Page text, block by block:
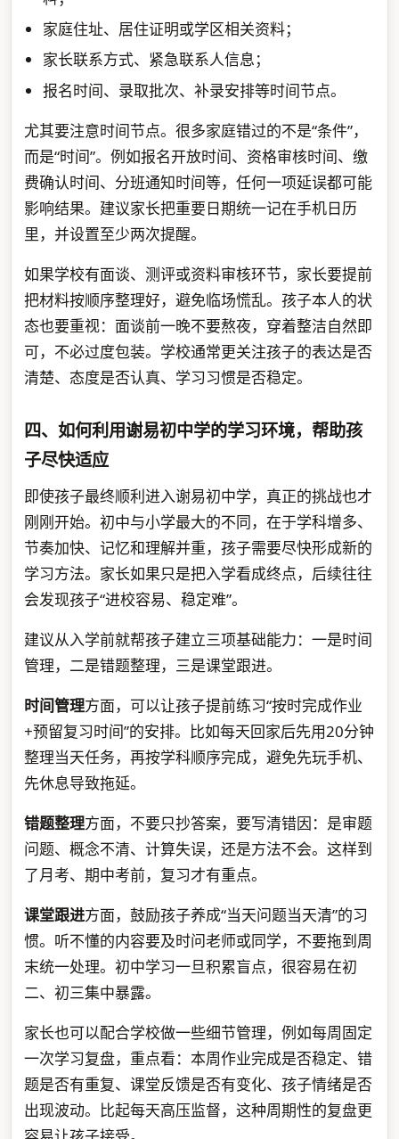
家庭住址、居住证明或学区相关资料；
家长联系方式、紧急联系人信息；
报名时间、录取批次、补录安排等时间节点。
尤其要注意时间节点。很多家庭错过的不是“条件”，
而是“时间”。例如报名开放时间、资格审核时间、缴
费确认时间、分班通知时间等，任何一项延误都可能
影响结果。建议家长把重要日期统一记在手机日历
里，并设置至少两次提醒。
如果学校有面谈、测评或资料审核环节，家长要提前
把材料按顺序整理好，避免临场慌乱。孩子本人的状
态也要重视：面谈前一晚不要熬夜，穿着整洁自然即
可，不必过度包装。学校通常更关注孩子的表达是否
清楚、态度是否认真、学习习惯是否稳定。
四、如何利用谢易初中学的学习环境，帮助孩
子尽快适应
即使孩子最终顺利进入谢易初中学，真正的挑战也才
刚刚开始。初中与小学最大的不同，在于学科增多、
节奏加快、记忆和理解并重，孩子需要尽快形成新的
学习方法。家长如果只是把入学看成终点，后续往往
会发现孩子“进校容易、稳定难”。
建议从入学前就帮孩子建立三项基础能力：一是时间
管理，二是错题整理，三是课堂跟进。
时间管理方面，可以让孩子提前练习“按时完成作业
+预留复习时间”的安排。比如每天回家后先用20分钟
整理当天任务，再按学科顺序完成，避免先玩手机、
先休息导致拖延。
错题整理方面，不要只抄答案，要写清错因：是审题
问题、概念不清、计算失误，还是方法不会。这样到
了月考、期中考前，复习才有重点。
课堂跟进方面，鼓励孩子养成“当天问题当天清”的习
惯。听不懂的内容要及时问老师或同学，不要拖到周
末统一处理。初中学习一旦积累盲点，很容易在初
二、初三集中暴露。
家长也可以配合学校做一些细节管理，例如每周固定
一次学习复盘，重点看：本周作业完成是否稳定、错
题是否有重复、课堂反馈是否有变化、孩子情绪是否
出现波动。比起每天高压监督，这种周期性的复盘更